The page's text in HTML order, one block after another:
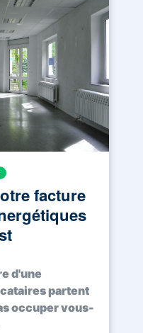
facture
d'une
partent
occuper vous-